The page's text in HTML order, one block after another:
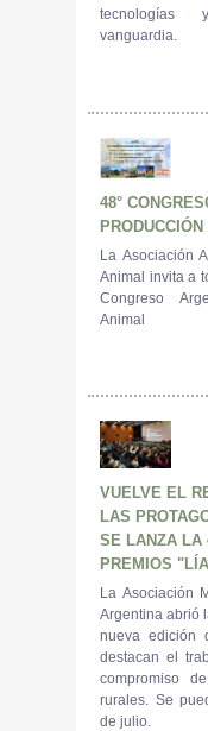
tecnologías
vanguardia.
48°
La Asociación
Animal invita a
Congreso
Animal
VUELVE EL
LAS
SE LANZA LA
PREMIOS
La Asociación
Argentina abrió
nueva edición
destacan el
compromiso
rurales. Se
de julio.